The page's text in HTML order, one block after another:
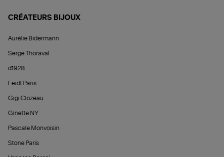
CRÉATEURS BIJOUX
Aurélie Bidermann
Serge Thoraval
d1928
Feidt Paris
Gigi Clozeau
Ginette NY
Pascale Monvoisin
Stone Paris